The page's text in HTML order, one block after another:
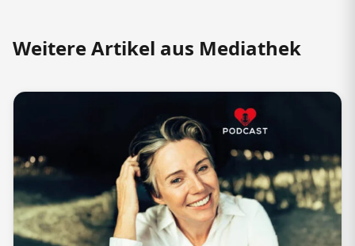
Weitere Artikel aus Mediathek